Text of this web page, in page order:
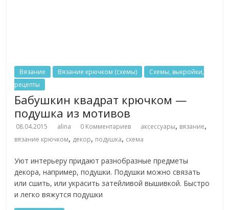
Вязание Вязание крючком (схемы)
Схемы, выкройки,
рецепты
Бабушкин квадрат крючком —
подушка из мотивов
08.04.2015 alina 0 Комментариев аксессуары, вязание,
вязание крючком, декор, подушка, схема
Уют интерьеру придают разнобразные предметы
декора, например, подушки. Подушки можно связать
или сшить, или украсить затейливой вышивкой. Быстро
и легко вяжутся подушки